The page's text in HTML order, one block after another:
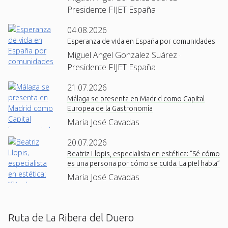
Presidente FIJET España
04.08.2026
Esperanza de vida en España por comunidades
Miguel Angel Gonzalez Suárez ·
Presidente FIJET España
21.07.2026
Málaga se presenta en Madrid como Capital
Europea de la Gastronomía
Maria José Cavadas
20.07.2026
Beatriz Llopis, especialista en estética: “Sé cómo
es una persona por cómo se cuida. La piel habla”
Maria José Cavadas
Ruta de La Ribera del Duero